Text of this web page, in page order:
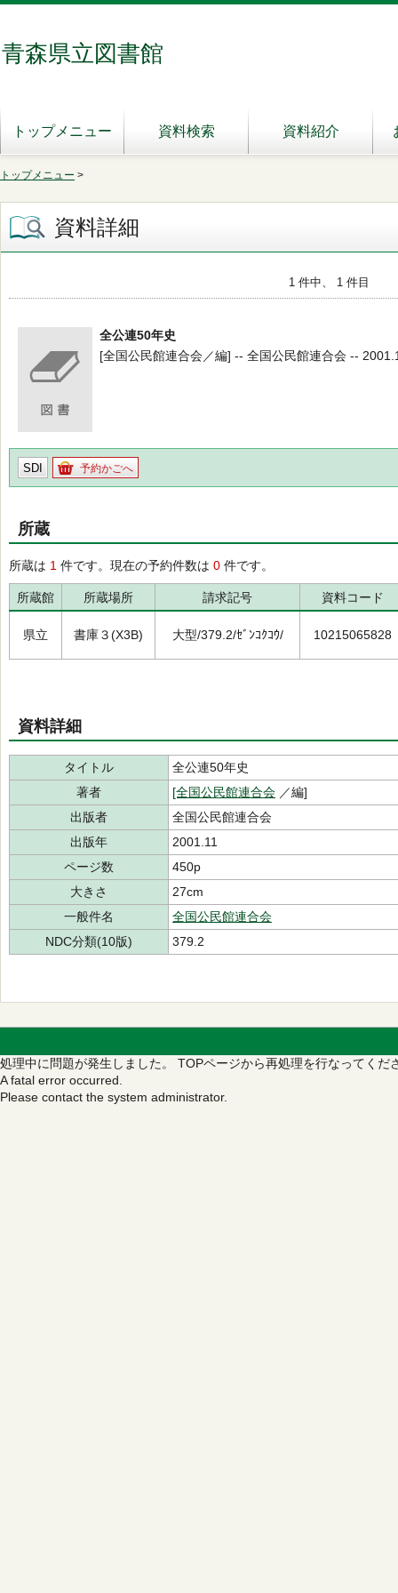
青森県立図書館
トップメニュー 資料検索 資料紹介
トップメニュー >
資料詳細
1 件中、 1 件目
全公連50年史
[全国公民館連合会／編] -- 全国公民館連合会 --
SDI 予約かごへ
所蔵
所蔵は 1 件です。現在の予約件数は 0 件です。
所蔵館 所蔵場所 請求記号 資料コード
県立 書庫３(X3B) 大型/379.2/ｾﾞﾝｺｸｺｳ/ 10215065828
資料詳細
タイトル
全公連50年史
著者
[全国公民館連合会 ／編]
出版者
全国公民館連合会
出版年
2001.11
ページ数
450p
大きさ
27cm
一般件名
全国公民館連合会
NDC分類(10版)
379.2
処理中に問題が発生しました。 TOPページから再処理を行なってくだ
A fatal error occurred.
Please contact the system administrator.